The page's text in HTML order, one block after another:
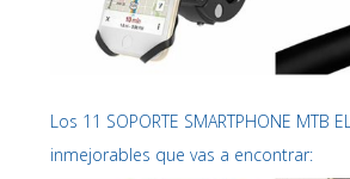
Los 11 SOPORTE SMARTPHONE MTB
inmejorables que vas a encontrar: